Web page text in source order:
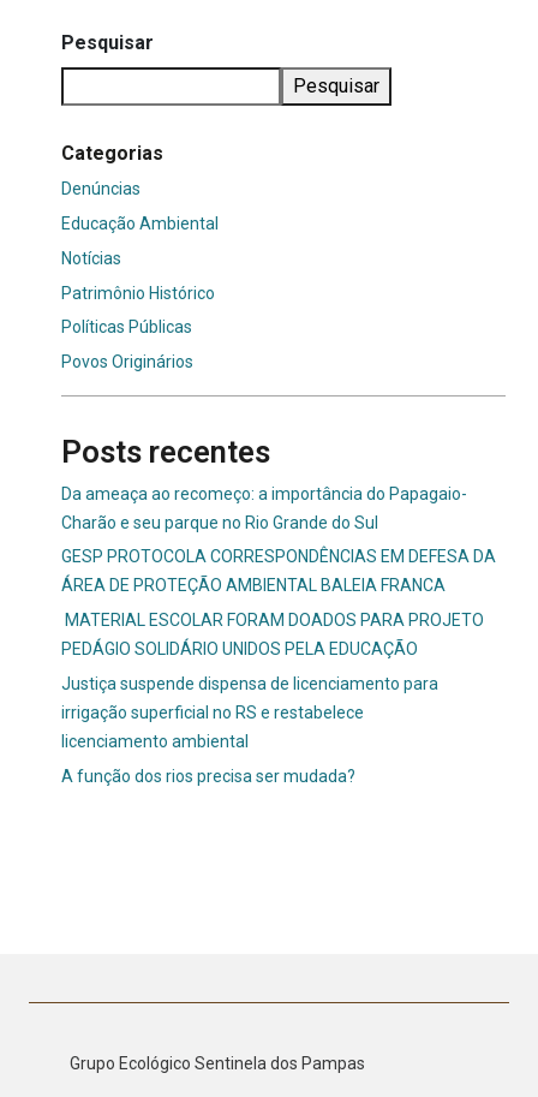
Pesquisar
Pesquisar
Categorias
Denúncias
Educação Ambiental
Notícias
Patrimônio Histórico
Políticas Públicas
Povos Originários
Posts recentes
Da ameaça ao recomeço: a importância do Papagaio-
Charão e seu parque no Rio Grande do Sul
GESP PROTOCOLA CORRESPONDÊNCIAS EM DEFESA DA
ÁREA DE PROTEÇÃO AMBIENTAL BALEIA FRANCA
MATERIAL ESCOLAR FORAM DOADOS PARA PROJETO
PEDÁGIO SOLIDÁRIO UNIDOS PELA EDUCAÇÃO
Justiça suspende dispensa de licenciamento para
irrigação superficial no RS e restabelece
licenciamento ambiental
A função dos rios precisa ser mudada?
Grupo Ecológico Sentinela dos Pampas